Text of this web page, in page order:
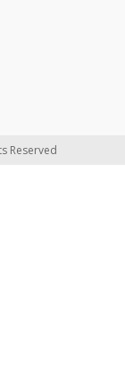
Reserved